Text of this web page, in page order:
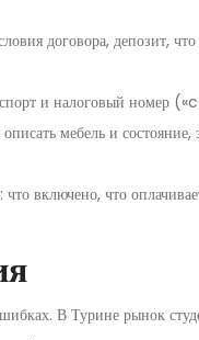
договора, депозит,
и налоговый номер
мебель и состояние,
включено, что
В Турине рынок